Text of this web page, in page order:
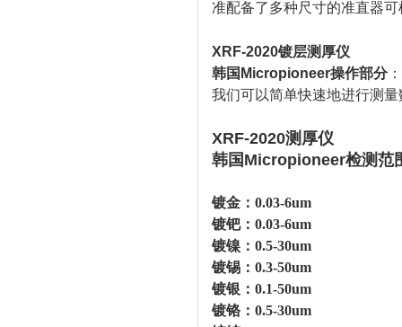
准配备了多种尺寸的准直器
XRF-2020镀层测厚仪
韩国Micropioneer操作部分
我们可以简单快速地进行测
XRF-2020测厚仪
韩国Micropioneer检测范
镀金：0.03-6um
镀钯：0.03-6um
镀镍：0.5-30um
镀锡：0.3-50um
镀银：0.1-50um
镀铬：0.5-30um